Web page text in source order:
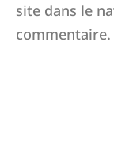
site dans le
commentaire.